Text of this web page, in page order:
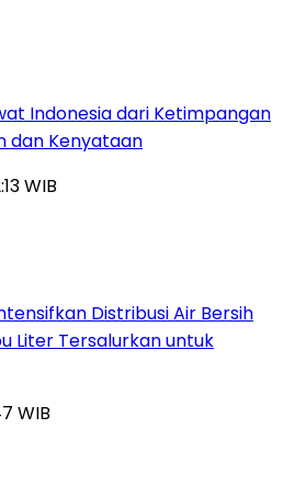
Indonesia dari Ketimpangan
dan Kenyataan
WIB
Distribusi Air Bersih
Liter Tersalurkan untuk
WIB